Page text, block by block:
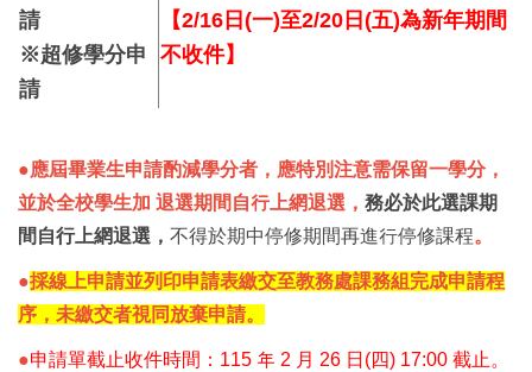
請
※超修學分申
請
【2/16日(一)至2/20日(五)為新年期間
不收件】
●應屆畢業生申請酌減學分者，應特別注意需保留一學分，
並於全校學生加 退選期間自行上網退選， 務必於此選課期
間自行上網退選， 不得於期中停修期間再進行停修課程。
●採線上申請並列印申請表繳交至教務處課務組完成申請程
序，未繳交者視同放棄申請。
●申請單截止收件時間：115 年 2 月 26 日(四) 17:00 截止。